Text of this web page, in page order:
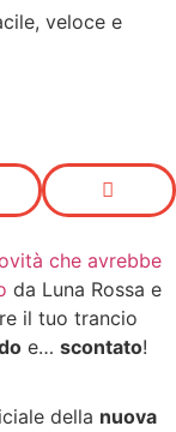
veloce e
che avrebbe
da Luna Rossa e
il tuo trancio
e… scontato!
della nuova